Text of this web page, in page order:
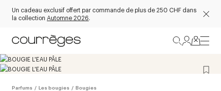
Un cadeau exclusif offert par commande de plus de 250 CHF dans
la collection Automne 2026.
Parfums / Les bougies / Bougies